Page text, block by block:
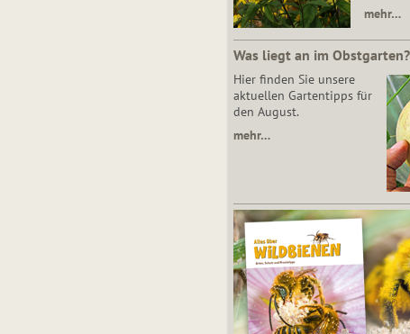
mehr…
Was liegt an im Obstgarten?
Hier finden Sie unsere
aktuellen Gartentipps für
den August.
mehr…